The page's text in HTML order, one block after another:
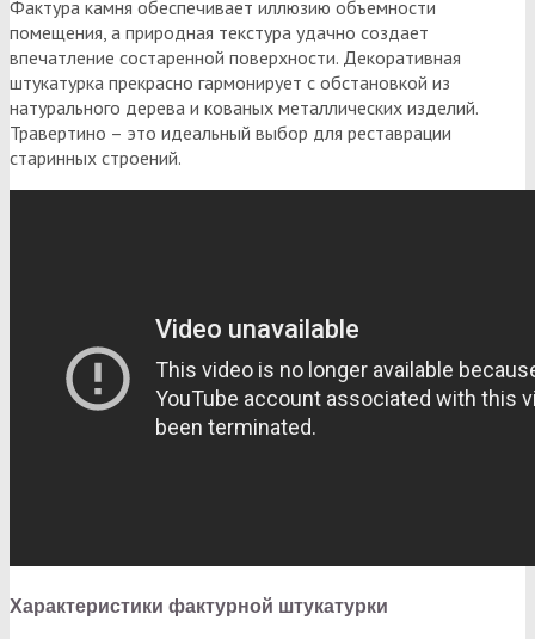
Фактура камня обеспечивает иллюзию объемности
помещения, а природная текстура удачно создает
впечатление состаренной поверхности. Декоративная
штукатурка прекрасно гармонирует с обстановкой из
натурального дерева и кованых металлических изделий.
Травертино – это идеальный выбор для реставрации
старинных строений.
Характеристики фактурной штукатурки